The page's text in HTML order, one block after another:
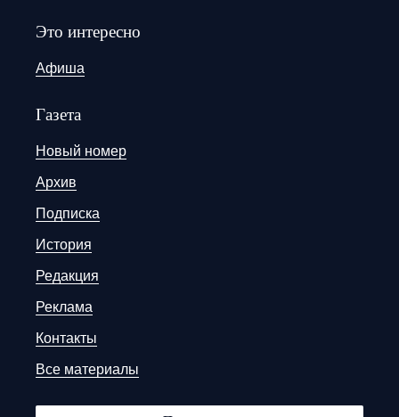
Это интересно
Афиша
Газета
Новый номер
Архив
Подписка
История
Редакция
Реклама
Контакты
Все материалы